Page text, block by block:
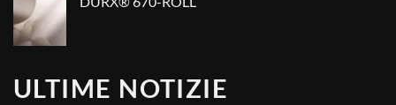
ULTIME NOTIZIE